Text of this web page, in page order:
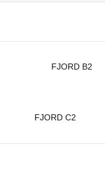
FJORD B2
FJORD С2